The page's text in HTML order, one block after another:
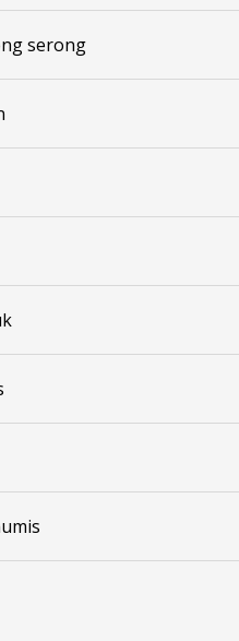
serong